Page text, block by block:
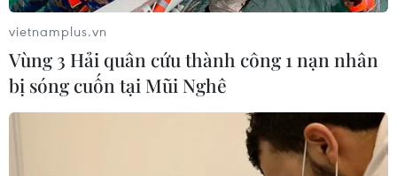
20-49% áp dụng với hàng ngàn sản phẩm bánh
kẹo, mứt Tết và các sản phẩm thiết yếu khác…
vietnamplus.vn
Vùng 3 Hải quân cứu thành công 1 nạn nhân
bị sóng cuốn tại Mũi Nghê